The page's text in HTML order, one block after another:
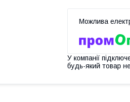
У компанії
будь-який товар